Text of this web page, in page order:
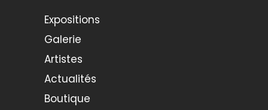
Expositions
Galerie
Artistes
Actualités
Boutique